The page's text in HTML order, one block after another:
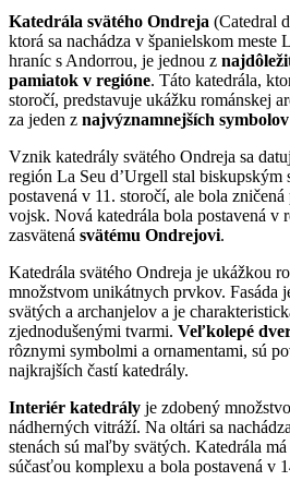
Katedrála svätého Ondreja (Catedral
ktorá sa nachádza v španielskom meste
hraníc s Andorrou, je jednou z
pamiatok v regióne. Táto katedrála,
storočí, predstavuje ukážku románskej
za jeden z najvýznamnejších
Vznik katedrály svätého Ondreja sa
región La Seu d’Urgell stal biskupským
postavená v 11. storočí, ale bola
vojsk. Nová katedrála bola postavená v
zasvätená svätému Ondrejovi.
Katedrála svätého Ondreja je ukážkou
množstvom unikátnych prvkov. Fasáda
svätých a archanjelov a je
zjednodušenými tvarmi. Veľkolepé
rôznymi symbolmi a ornamentami, sú
najkrajších častí katedrály.
Interiér katedrály je zdobený
nádherných vitráží. Na oltári sa
stenách sú maľby svätých. Katedrála má
súčasťou komplexu a bola postavená v